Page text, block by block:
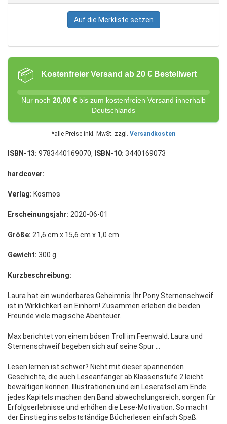
Auf die Merkliste setzen
📦 Kostenfreier Versand ab 20 € Bestellwert
Nur noch 20,00 € bis zum kostenfreien Versand innerhalb
Deutschlands
*alle Preise inkl. MwSt. zzgl. Versandkosten
ISBN-13: 9783440169070, ISBN-10: 3440169073
hardcover:
Verlag: Kosmos
Erscheinungsjahr: 2020-06-01
Größe: 21,6 cm x 15,6 cm x 1,0 cm
Gewicht: 300 g
Kurzbeschreibung:
Laura hat ein wunderbares Geheimnis: Ihr Pony Sternenschweif
ist in Wirklichkeit ein Einhorn! Zusammen erleben die beiden
Freunde viele magische Abenteuer.
Max berichtet von einem bösen Troll im Feenwald. Laura und
Sternenschweif begeben sich auf seine Spur ...
Lesen lernen ist schwer? Nicht mit dieser spannenden
Geschichte, die auch Leseanfänger ab Klassenstufe 2 leicht
bewältigen können. Illustrationen und ein Leserätsel am Ende
jedes Kapitels machen den Band abwechslungsreich, sorgen für
Erfolgserlebnisse und erhöhen die Lese-Motivation. So macht
der Einstieg ins selbstständige Bücherlesen einfach Spaß.